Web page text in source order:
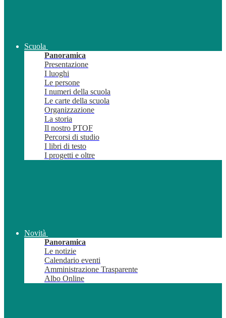
Scuola
Panoramica
Presentazione
I luoghi
Le persone
I numeri della scuola
Le carte della scuola
Organizzazione
La storia
Il nostro PTOF
Percorsi di studio
I libri di testo
I progetti e oltre
Novità
Panoramica
Le notizie
Calendario eventi
Amministrazione Trasparente
Albo Online